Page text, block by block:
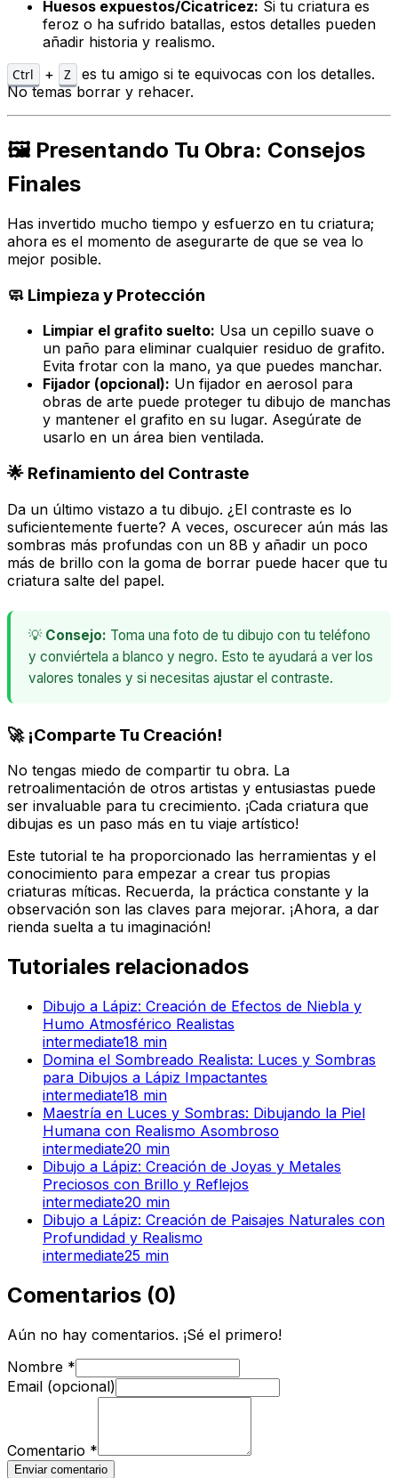
Huesos expuestos/Cicatricez: Si tu criatura es
feroz o ha sufrido batallas, estos detalles pueden
añadir historia y realismo.
Ctrl + Z
es tu amigo si te equivocas con los detalles.
No temas borrar y rehacer.
🖼️ Presentando Tu Obra: Consejos
Finales
Has invertido mucho tiempo y esfuerzo en tu criatura;
ahora es el momento de asegurarte de que se vea lo
mejor posible.
🧼 Limpieza y Protección
Limpiar el grafito suelto: Usa un cepillo suave o
un paño para eliminar cualquier residuo de grafito.
Evita frotar con la mano, ya que puedes manchar.
Fijador (opcional): Un fijador en aerosol para
obras de arte puede proteger tu dibujo de manchas
y mantener el grafito en su lugar. Asegúrate de
usarlo en un área bien ventilada.
🌟 Refinamiento del Contraste
Da un último vistazo a tu dibujo. ¿El contraste es lo
suficientemente fuerte? A veces, oscurecer aún más las
sombras más profundas con un 8B y añadir un poco
más de brillo con la goma de borrar puede hacer que tu
criatura salte del papel.
💡 Consejo: Toma una foto de tu dibujo con tu teléfono
y conviértela a blanco y negro. Esto te ayudará a ver los
valores tonales y si necesitas ajustar el contraste.
🚀 ¡Comparte Tu Creación!
No tengas miedo de compartir tu obra. La
retroalimentación de otros artistas y entusiastas puede
ser invaluable para tu crecimiento. ¡Cada criatura que
dibujas es un paso más en tu viaje artístico!
Este tutorial te ha proporcionado las herramientas y el
conocimiento para empezar a crear tus propias
criaturas míticas. Recuerda, la práctica constante y la
observación son las claves para mejorar. ¡Ahora, a dar
rienda suelta a tu imaginación!
Tutoriales relacionados
Dibujo a Lápiz: Creación de Efectos de Niebla y
Humo Atmosférico Realistas
intermediate18 min
Domina el Sombreado Realista: Luces y Sombras
para Dibujos a Lápiz Impactantes
intermediate18 min
Maestría en Luces y Sombras: Dibujando la Piel
Humana con Realismo Asombroso
intermediate20 min
Dibujo a Lápiz: Creación de Joyas y Metales
Preciosos con Brillo y Reflejos
intermediate20 min
Dibujo a Lápiz: Creación de Paisajes Naturales con
Profundidad y Realismo
intermediate25 min
Comentarios (0)
Aún no hay comentarios. ¡Sé el primero!
Nombre *
Email (opcional)
Comentario *
Enviar comentario